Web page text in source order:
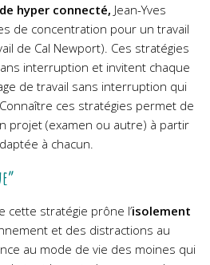
hyper connecté, Jean-Yves
de concentration pour un travail
de Cal Newport). Ces stratégies
interruption et invitent chaque
de travail sans interruption qui
ces stratégies permet de
projet (examen ou autre) à partir
à chacun.
cette stratégie prône l’isolement
et des distractions au
au mode de vie des moines qui